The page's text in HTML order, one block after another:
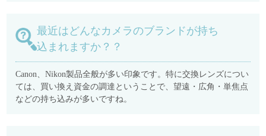
最近はどんなカメラのブランドが持ち
込まれますか？？
Canon、Nikon製品全般が多い印象です。特に交換レンズについ
ては、買い換え資金の調達ということで、望遠・広角・単焦点
などの持ち込みが多いですね。